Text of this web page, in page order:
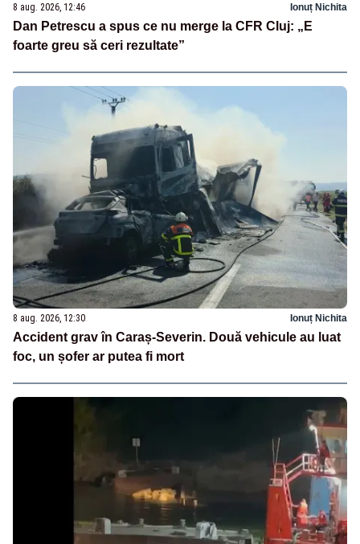
8 aug. 2026, 12:46 Ionuț Nichita
Dan Petrescu a spus ce nu merge la CFR Cluj: „E
foarte greu să ceri rezultate”
8 aug. 2026, 12:30 Ionuț Nichita
Accident grav în Caraș-Severin. Două vehicule au luat
foc, un șofer ar putea fi mort